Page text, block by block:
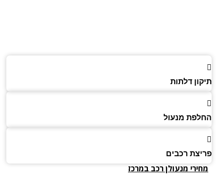
דלתות
מנעול
רכבים
מנעולן רכב במרכז